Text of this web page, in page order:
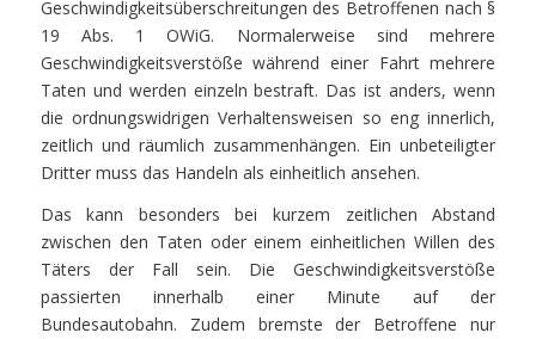
Geschwindigkeitsüberschreitungen des Betroffenen nach §
19 Abs. 1 OWiG. Normalerweise sind mehrere
Geschwindigkeitsverstöße während einer Fahrt mehrere
Taten und werden einzeln bestraft. Das ist anders, wenn
die ordnungswidrigen Verhaltensweisen so eng innerlich,
zeitlich und räumlich zusammenhängen. Ein unbeteiligter
Dritter muss das Handeln als einheitlich ansehen.
Das kann besonders bei kurzem zeitlichen Abstand
zwischen den Taten oder einem einheitlichen Willen des
Täters der Fall sein. Die Geschwindigkeitsverstöße
passierten innerhalb einer Minute auf der
Bundesautobahn. Zudem bremste der Betroffene nur